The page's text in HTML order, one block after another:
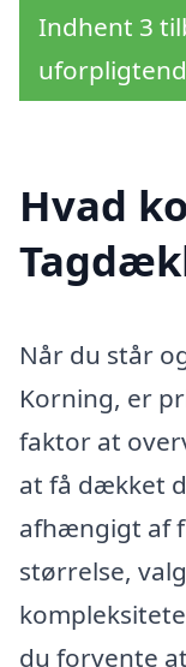
Indhent 3
Hvad
Når du står
Korning, er
faktor at
at få dækket
afhængigt af
størrelse,
du forvente